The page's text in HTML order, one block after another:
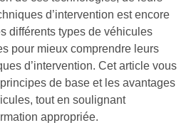
d’intervention est encore
différents types de véhicules
pour mieux comprendre leurs
d’intervention. Cet article vous
de base et les avantages
tout en soulignant
appropriée.